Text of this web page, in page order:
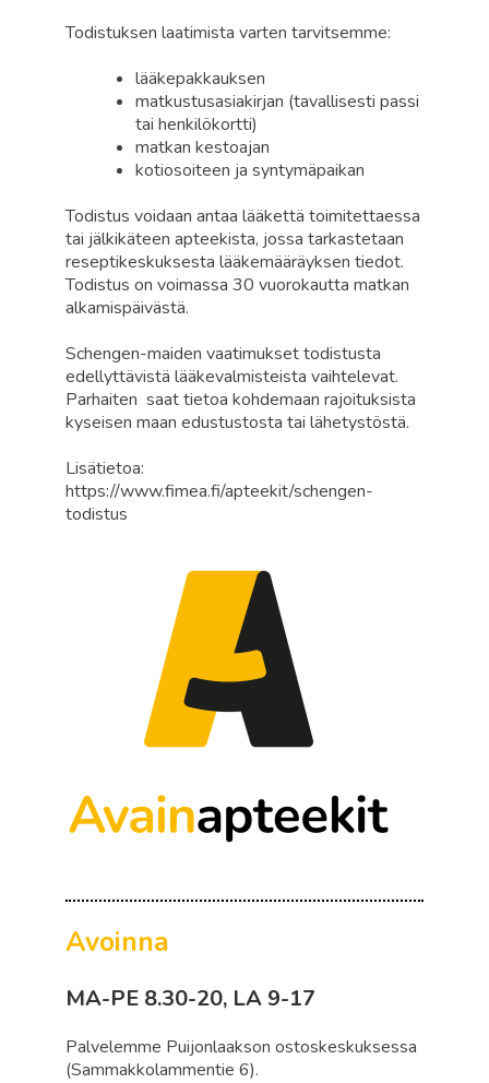
Todistuksen laatimista varten tarvitsemme:
lääkepakkauksen
matkustusasiakirjan (tavallisesti passi
tai henkilökortti)
matkan kestoajan
kotiosoiteen ja syntymäpaikan
Todistus voidaan antaa lääkettä toimitettaessa
tai jälkikäteen apteekista, jossa tarkastetaan
reseptikeskuksesta lääkemääräyksen tiedot.
Todistus on voimassa 30 vuorokautta matkan
alkamispäivästä.
Schengen-maiden vaatimukset todistusta
edellyttävistä lääkevalmisteista vaihtelevat.
Parhaiten saat tietoa kohdemaan rajoituksista
kyseisen maan edustustosta tai lähetystöstä.
Lisätietoa:
https://www.fimea.fi/apteekit/schengen-
todistus
Avoinna
MA-PE 8.30-20, LA 9-17
Palvelemme Puijonlaakson ostoskeskuksessa
(Sammakkolammentie 6).